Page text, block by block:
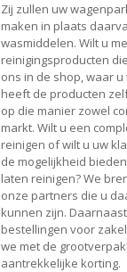
Zij zullen uw
maken in plaats
wasmiddelen. Wilt u
reinigingsproducten
ons in de shop, waar
heeft de producten
op die manier zowel
markt. Wilt u een
reinigen of wilt u uw
de mogelijkheid
laten reinigen? We
onze partners die u
kunnen zijn.
bestellingen voor
we met de
aantrekkelijke korting.